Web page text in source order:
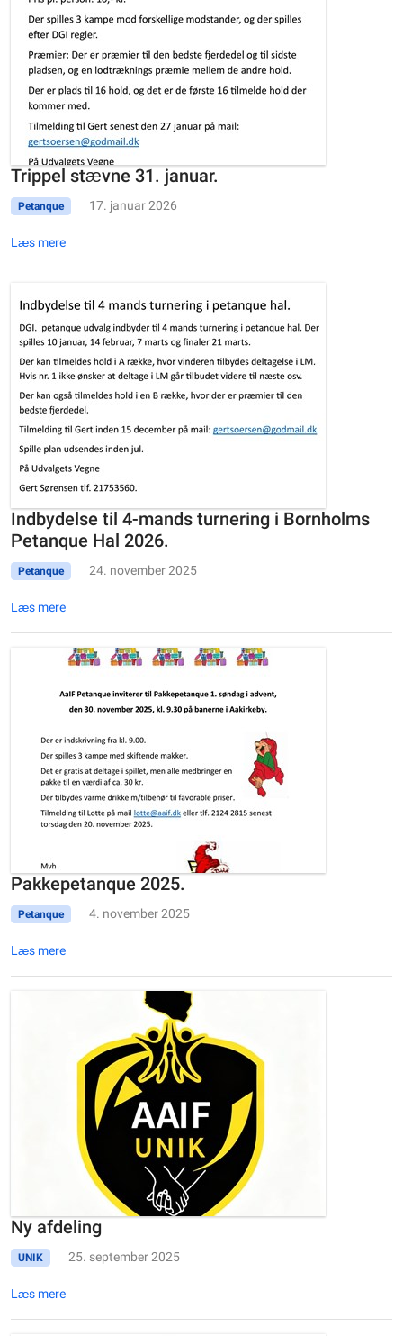
Trippel stævne 31. januar.
Petanque 17. januar 2026
Læs mere
Indbydelse til 4-mands turnering i Bornholms
Petanque Hal 2026.
Petanque 24. november 2025
Læs mere
Pakkepetanque 2025.
Petanque 4. november 2025
Læs mere
Ny afdeling
UNIK 25. september 2025
Læs mere